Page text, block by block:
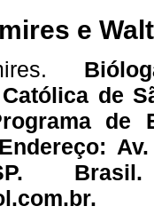
e
de
de
Endereço: